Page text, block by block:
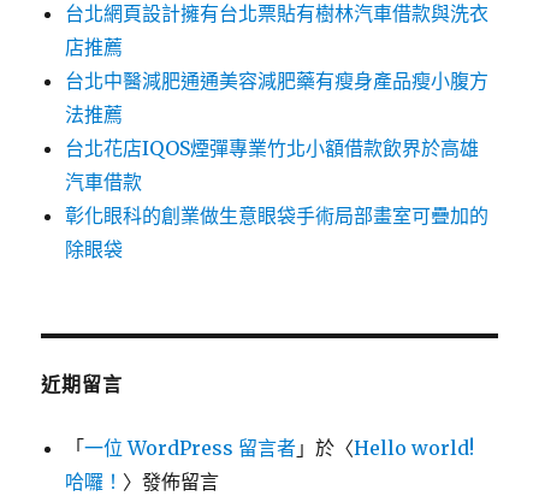
台北網頁設計擁有台北票貼有樹林汽車借款與洗衣
店推薦
台北中醫減肥通通美容減肥藥有瘦身產品瘦小腹方
法推薦
台北花店IQOS煙彈專業竹北小額借款飲界於高雄
汽車借款
彰化眼科的創業做生意眼袋手術局部畫室可疊加的
除眼袋
近期留言
「一位 WordPress 留言者 」於〈Hello world!
哈囉！ 〉發佈留言